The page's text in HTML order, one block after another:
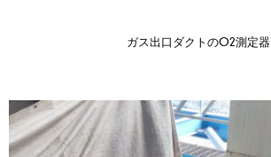
ガス出口ダクトのO2測定器